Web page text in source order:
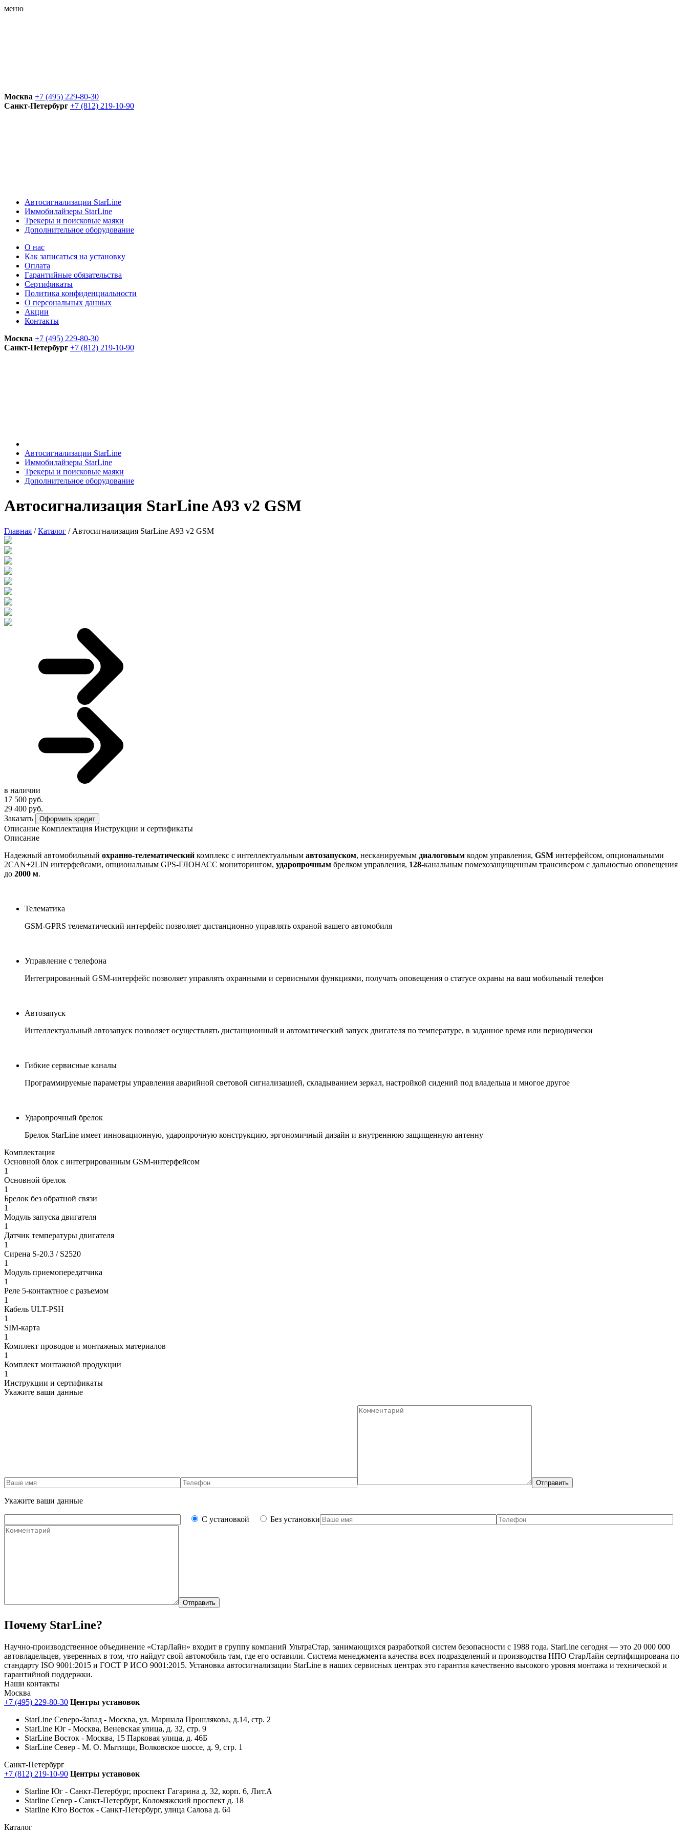
меню
Москва +7 (495) 229-80-30
Санкт-Петербург +7 (812) 219-10-90
Автосигнализации StarLine
Иммобилайзеры StarLine
Трекеры и поисковые маяки
Дополнительное оборудование
О нас
Как записаться на установку
Оплата
Гарантийные обязательства
Сертификаты
Политика конфиденциальности
О персональных данных
Акции
Контакты
Москва +7 (495) 229-80-30
Санкт-Петербург +7 (812) 219-10-90
Автосигнализации StarLine
Иммобилайзеры StarLine
Трекеры и поисковые маяки
Дополнительное оборудование
Автосигнализация StarLine A93 v2 GSM
Главная / Каталог / Автосигнализация StarLine A93 v2 GSM
в наличии
17 500 руб.
29 400 руб.
Заказать
Оформить кредит
Описание Комплектация Инструкции и сертификаты
Описание
Надежный автомобильный охранно-телематический комплекс с интеллектуальным автозапуском, несканируемым диалоговым кодом управления, GSM интерфейсом, опциональными
2CAN+2LIN интерфейсами, опциональным GPS-ГЛОНАСС мониторингом, ударопрочным брелком управления, 128-канальным помехозащищенным трансивером с дальностью оповещения
до 2000 м.
Телематика
GSM-GPRS телематический интерфейс позволяет дистанционно управлять охраной вашего автомобиля
Управление с телефона
Интегрированный GSM-интерфейс позволяет управлять охранными и сервисными функциями, получать оповещения о статусе охраны на ваш мобильный телефон
Автозапуск
Интеллектуальный автозапуск позволяет осуществлять дистанционный и автоматический запуск двигателя по температуре, в заданное время или периодически
Гибкие сервисные каналы
Программируемые параметры управления аварийной световой сигнализацией, складыванием зеркал, настройкой сидений под владельца и многое другое
Ударопрочный брелок
Брелок StarLine имеет инновационную, ударопрочную конструкцию, эргономичный дизайн и внутреннюю защищенную антенну
Комплектация
Основной блок с интегрированным GSM-интерфейсом
1
Основной брелок
1
Брелок без обратной связи
1
Модуль запуска двигателя
1
Датчик температуры двигателя
1
Сирена S-20.3 / S2520
1
Модуль приемопередатчика
1
Реле 5-контактное с разъемом
1
Кабель ULT-PSH
1
SIM-карта
1
Комплект проводов и монтажных материалов
1
Комплект монтажной продукции
1
Инструкции и сертификаты
Укажите ваши данные
Укажите ваши данные
С установкой Без установки
Почему StarLine?
Научно-производственное объединение «СтарЛайн» входит в группу компаний УльтраСтар, занимающихся разработкой систем безопасности с 1988 года. StarLine сегодня — это 20 000 000
автовладельцев, уверенных в том, что найдут свой автомобиль там, где его оставили. Система менеджмента качества всех подразделений и производства НПО СтарЛайн сертифицирована по
стандарту ISO 9001:2015 и ГОСТ Р ИСО 9001:2015. Установка автосигнализации StarLine в наших сервисных центрах это гарантия качественно высокого уровня монтажа и технической и
гарантийной поддержки.
Наши контакты
Москва
+7 (495) 229-80-30 Центры установок
StarLine Северо-Запад - Москва, ул. Маршала Прошлякова, д.14, стр. 2
StarLine Юг - Москва, Веневская улица, д. 32, стр. 9
StarLine Восток - Москва, 15 Парковая улица, д. 46Б
StarLine Север - М. О. Мытищи, Волковское шоссе, д. 9, стр. 1
Санкт-Петербург
+7 (812) 219-10-90 Центры установок
Starline Юг - Санкт-Петербург, проспект Гагарина д. 32, корп. 6, Лит.А
Starline Север - Санкт-Петербург, Коломяжский проспект д. 18
Starline Юго Восток - Санкт-Петербург, улица Салова д. 64
Каталог